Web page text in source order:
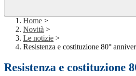
Home >
Novità >
Le notizie >
Resistenza e costituzione 80°
Resistenza e costituzione